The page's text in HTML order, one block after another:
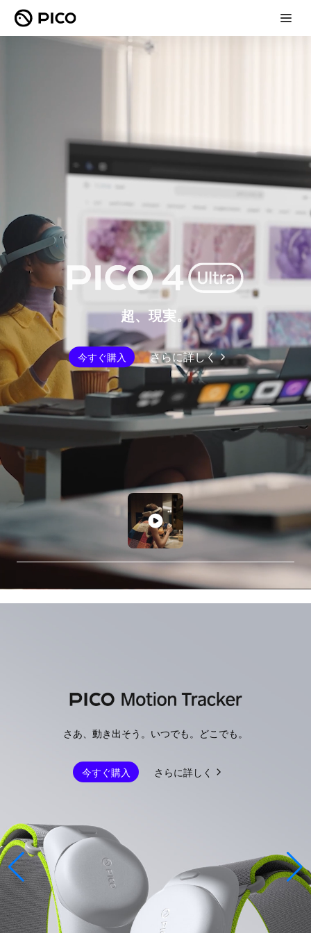
超、現実。
今すぐ購入 さらに詳しく
さあ、動き出そう。いつでも。どこでも。
今すぐ購入 さらに詳しく